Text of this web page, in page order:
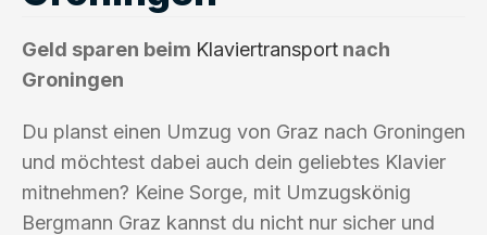
Geld sparen beim Klaviertransport nach
Groningen
Du planst einen Umzug von Graz nach Groningen
und möchtest dabei auch dein geliebtes Klavier
mitnehmen? Keine Sorge, mit Umzugskönig
Bergmann Graz kannst du nicht nur sicher und